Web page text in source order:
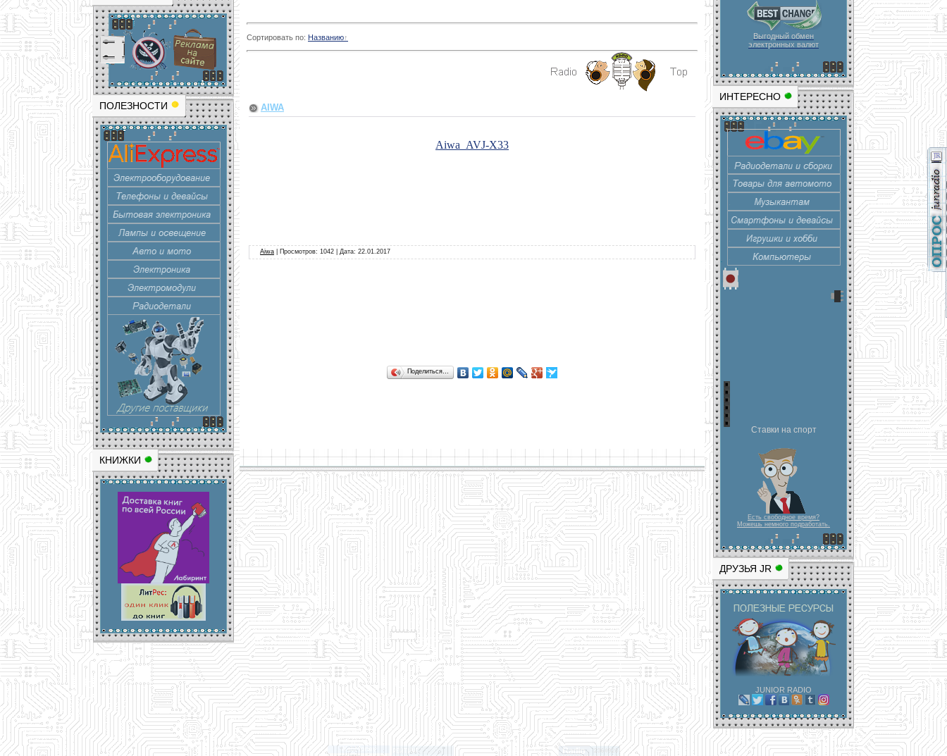
ПОЛЕЗНОСТИ
КНИЖКИ
Выгодный обмен
электронных валют
ИНТЕРЕСНО
Ставки на спорт
Есть свободное время?
Можешь немного подработать.
ДРУЗЬЯ JR
JUNIOR RADIO
Сортировать по: Названию
AIWA
Aiwa_AVJ-X33
Aiwa Просмотров: 1042 Дата: 22.01.2017
Поделиться…